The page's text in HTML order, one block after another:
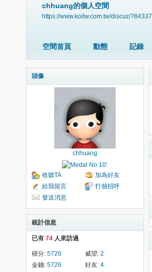
chhuang的個人空間
https://www.koitw.com.tw/discuz/?84337
空間首頁 動態 記錄
頭像
chhuang
收聽TA
加為好友
給我留言
打個招呼
發送消息
統計信息
已有 74 人來訪過
積分: 5726 威望: 2
金錢: 5726 好友: 4